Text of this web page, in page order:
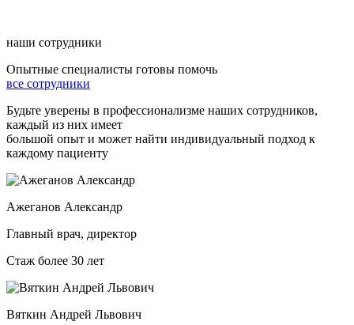
наши сотрудники
Опытные специалисты готовы помочь
все сотрудники
Будьте уверены в профессионализме наших сотрудников,
каждый из них имеет
большой опыт и может найти индивидуальный подход к
каждому пациенту
Ажеганов Александр
Главный врач, директор
Стаж более 30 лет
Вяткин Андрей Львович